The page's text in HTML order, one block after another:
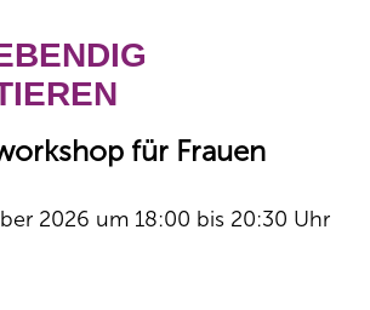
für Frauen
2026 um 18:00 bis 20:30 Uhr